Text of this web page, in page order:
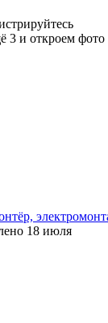
3 и откроем фото
18 июля